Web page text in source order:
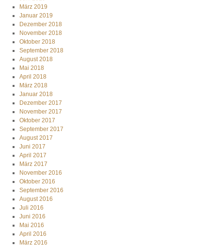
März 2019
Januar 2019
Dezember 2018
November 2018
Oktober 2018
September 2018
August 2018
Mai 2018
April 2018
März 2018
Januar 2018
Dezember 2017
November 2017
Oktober 2017
September 2017
August 2017
Juni 2017
April 2017
März 2017
November 2016
Oktober 2016
September 2016
August 2016
Juli 2016
Juni 2016
Mai 2016
April 2016
März 2016